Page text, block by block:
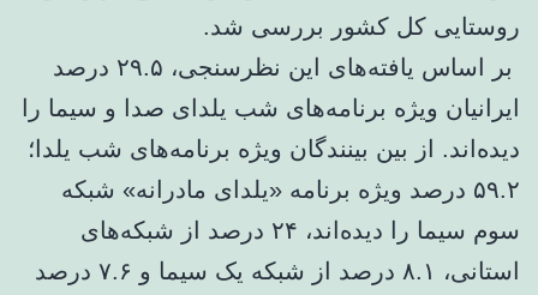
روستایی کل کشور بررسی شد. ‏
‏ بر اساس یافته‌های این نظرسنجی، ۲۹.۵ درصد
ایرانیان ویژه برنامه‌های شب یلدای ‏صدا و سیما را
دیده‌اند. از بین بینندگان ویژه برنامه‌های شب یلدا؛
۵۹.۲ درصد ویژه ‏برنامه «یلدای مادرانه» شبکه
سوم سیما را دیده‌اند، ۲۴ درصد از شبکه‌های
استانی، ‏۸.۱ درصد از شبکه یک سیما و ۷.۶ درصد